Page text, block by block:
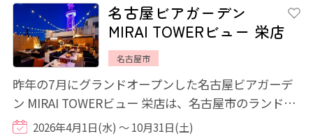
名古屋ビアガーデン
MIRAI TOWERビュー 栄店
名古屋市
昨年の7月にグランドオープンした名古屋ビアガーデ
ン MIRAI TOWERビュー 栄店は、名古屋市のランドマ
ークとして知られるMIRAIタワーを一望できるル...
2026年4月1日(水) ～ 10月31日(土)